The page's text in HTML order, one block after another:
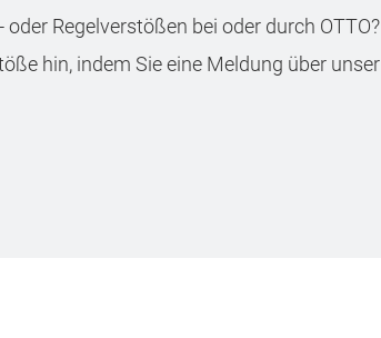
Regelverstößen bei oder durch OTTO?
hin, indem Sie eine Meldung über unser